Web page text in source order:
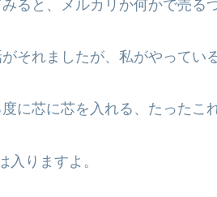
ると、メルカリか何かで売る
それましたが、私がやってい
に芯に芯を入れる、たったこ
入りますよ。